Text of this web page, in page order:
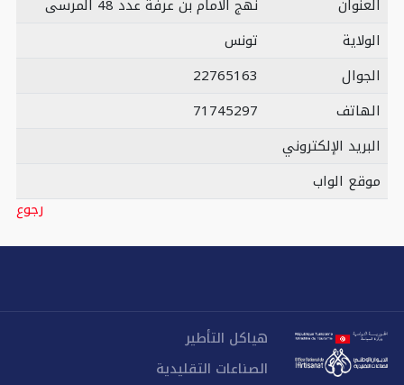
الولاية
تونس
الجوال
22765163
الهاتف
71745297
البريد الإلكتروني
موقع الواب
رجوع
هياكل التأطير
الصناعات التقليدية